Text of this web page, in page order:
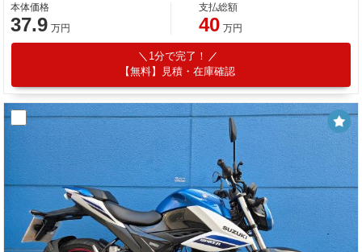
本体価格
37.9 万円
支払総額
40 万円
1分で完了！
【無料】見積・在庫確認